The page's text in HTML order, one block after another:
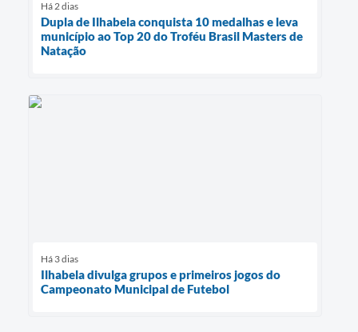
Há 2 dias
Dupla de Ilhabela conquista 10 medalhas e leva
município ao Top 20 do Troféu Brasil Masters de
Natação
Há 3 dias
Ilhabela divulga grupos e primeiros jogos do
Campeonato Municipal de Futebol